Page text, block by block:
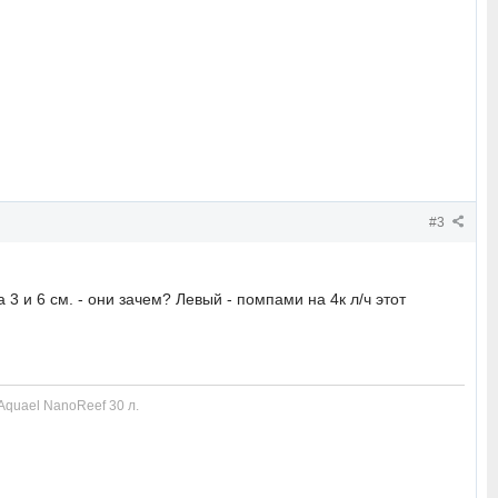
#3
3 и 6 см. - они зачем? Левый - помпами на 4к л/ч этот
NanoReef 30 л.